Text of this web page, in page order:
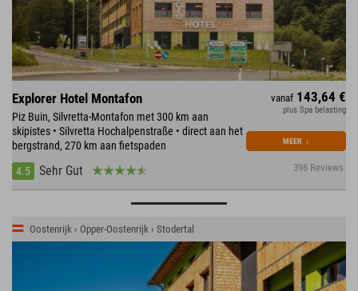
Explorer Hotel Montafon
Piz Buin, Silvretta-Montafon met 300 km aan
skipistes • Silvretta Hochalpenstraße • direct aan het
bergstrand, 270 km aan fietspaden
4.5
Sehr Gut 396 Reviews
vanaf 143,64 €
plus Spa belasting
MEER ↓
Oostenrijk › Opper-Oostenrijk › Stodertal